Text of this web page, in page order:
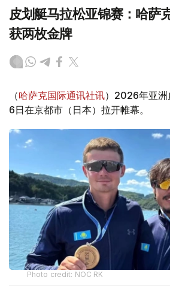
皮划艇马拉松亚锦赛：哈萨
获两枚金牌
（哈萨克国际通讯社讯）2026年亚洲
6日在京都市（日本）拉开帷幕。
Photo credit: NOC RK